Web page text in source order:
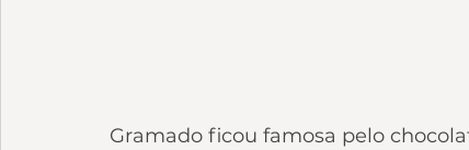
Gramado ficou famosa pelo